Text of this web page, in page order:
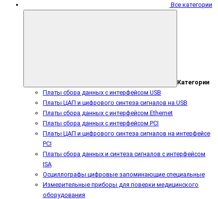
Все категории
Категории
Платы сбора данных с интерфейсом USB
Платы ЦАП и цифрового синтеза сигналов на USB
Платы сбора данных с интерфейсом Ethernet
Платы сбора данных с интерфейсом PCI
Платы ЦАП и цифрового синтеза сигналов на интерфейсе
PCI
Платы сбора данных и синтеза сигналов с интерфейсом
ISA
Осциллографы цифровые запоминающие специальные
Измерительные приборы для поверки медицинского
оборудования